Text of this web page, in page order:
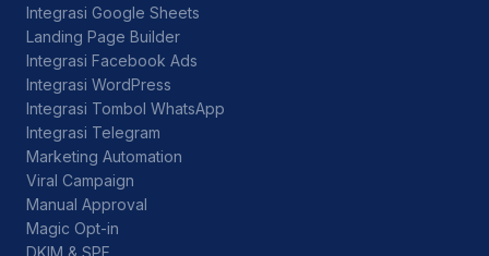
Integrasi Google Sheets
Landing Page Builder
Integrasi Facebook Ads
Integrasi WordPress
Integrasi Tombol WhatsApp
Integrasi Telegram
Marketing Automation
Viral Campaign
Manual Approval
Magic Opt-in
DKIM & SPF